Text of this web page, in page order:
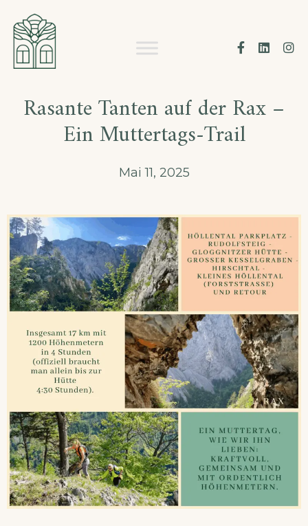
content
WALDSCHLÖSSL Facebook
Rasante Tanten auf der Rax –
Ein Muttertags-Trail
Mai 11, 2025